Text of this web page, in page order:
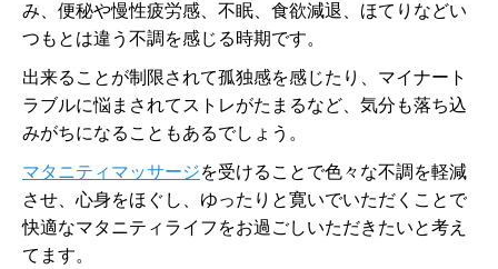
み、便秘や慢性疲労感、不眠、食欲減退、ほてりなどい
つもとは違う不調を感じる時期です。
出来ることが制限されて孤独感を感じたり、マイナート
ラブルに悩まされてストレがたまるなど、気分も落ち込
みがちになることもあるでしょう。
マタニティマッサージを受けることで色々な不調を軽減
させ、心身をほぐし、ゆったりと寛いでいただくことで
快適なマタニティライフをお過ごしいただきたいと考え
てます。